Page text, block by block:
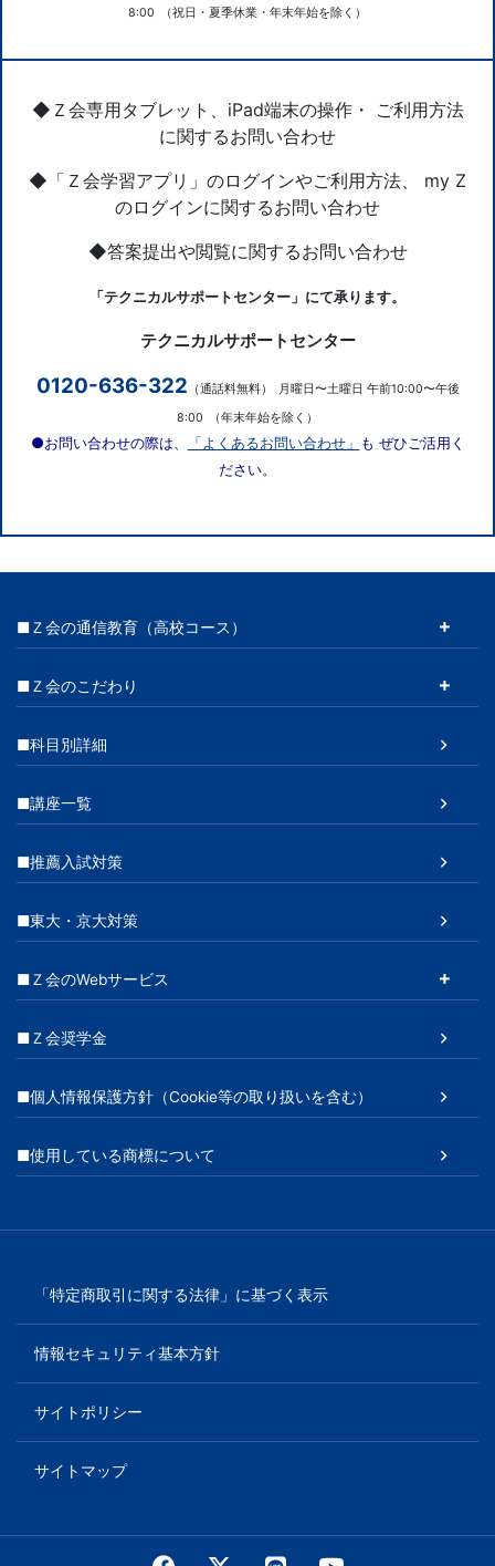
8:00
（祝日・夏季休業・年末年始を除く）
◆Ｚ会専用タブレット、iPad端末の操作・ ご利用方法
に関するお問い合わせ
◆「Ｚ会学習アプリ」のログインやご利用方法、 my Z
のログインに関するお問い合わせ
◆答案提出や閲覧に関するお問い合わせ
「テクニカルサポートセンター」にて承ります。
テクニカルサポートセンター
0120-636-322 （通話料無料）
月曜日〜土曜日 午前10:00〜午後
8:00
（年末年始を除く）
●お問い合わせの際は、 「よくあるお問い合わせ」 も ぜひご活用く
ださい。
■Ｚ会の通信教育（高校コース）
■Ｚ会のこだわり
■科目別詳細
■講座一覧
■推薦入試対策
■東大・京大対策
■Ｚ会のWebサービス
■Ｚ会奨学金
■個人情報保護方針（Cookie等の取り扱いを含む）
■使用している商標について
「特定商取引に関する法律」に基づく表示
情報セキュリティ基本方針
サイトポリシー
サイトマップ